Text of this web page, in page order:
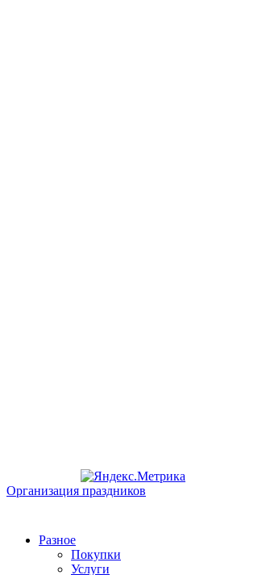
Организация праздников
Разное
Покупки
Услуги